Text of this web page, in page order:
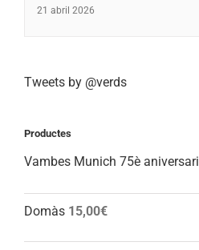
21 abril 2026
Tweets by @verds
Productes
Vambes Munich 75è aniversari
Domàs 15,00€